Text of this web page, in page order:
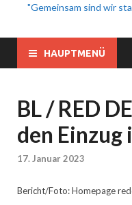
"Gemeinsam sind wir
HAUPTMENÜ
BL / RED
den Einzug
17. Januar 2023
Bericht/Foto: Homepage